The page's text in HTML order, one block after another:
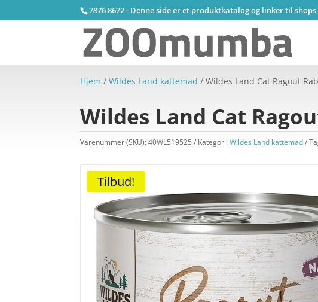
7876 8672 - Denne side er et produktkatalog og linker til
Hjem /Wildes Land kattemad / Wildes Land Cat Ragout
Wildes Land Cat
Varenummer (SKU):40WL519525 Kategori:Wildes Land kattemad
Tilbud!